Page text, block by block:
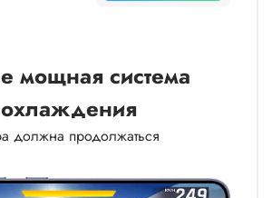
мощная система
охлаждения
должна продолжаться